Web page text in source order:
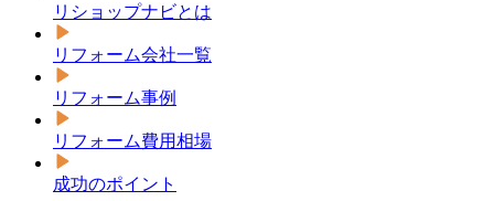
リショップナビとは
リフォーム会社一覧
リフォーム事例
リフォーム費用相場
成功のポイント